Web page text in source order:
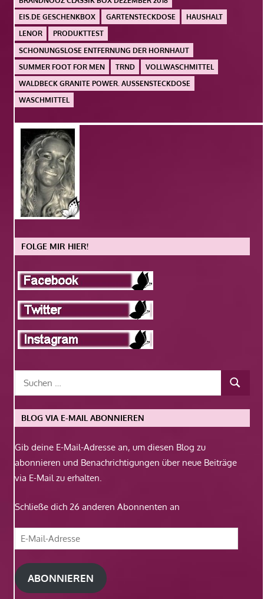
EIS.DE GESCHENKBOX
GARTENSTECKDOSE
HAUSHALT
LENOR
PRODUKTTEST
SCHONUNGSLOSE ENTFERNUNG DER HORNHAUT
SUMMER FOOT FOR MEN
TRND
VOLLWASCHMITTEL
WALDBECK GRANITE POWER. AUSSENSTECKDOSE
WASCHMITTEL
FOLGE MIR HIER!
BLOG VIA E-MAIL ABONNIEREN
Gib deine E-Mail-Adresse an, um diesen Blog zu
abonnieren und Benachrichtigungen über neue Beiträge
via E-Mail zu erhalten.
Schließe dich 26 anderen Abonnenten an
E-
Mail-
Adresse
ABONNIEREN